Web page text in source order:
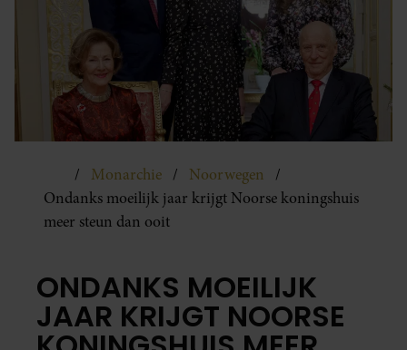
Monarchie
Noorwegen
Ondanks moeilijk jaar krijgt Noorse koningshuis
meer steun dan ooit
ONDANKS MOEILIJK
JAAR KRIJGT NOORSE